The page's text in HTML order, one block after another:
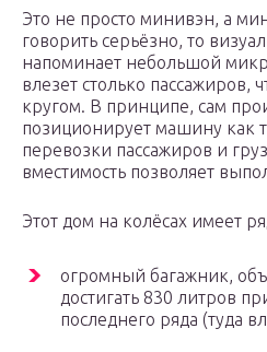
Это не просто минивэн, а
говорить серьёзно, то
напоминает небольшой
влезет столько пассажиров,
кругом. В принципе, сам
позиционирует машину как
перевозки пассажиров и
вместимость позволяет
Этот дом на колёсах имеет
огромный багажник,
достигать 830 литров
последнего ряда (туда